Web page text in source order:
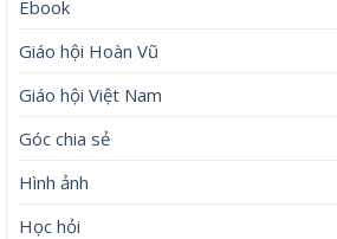
Ebook
Giáo hội Hoàn Vũ
Giáo hội Việt Nam
Góc chia sẻ
Hình ảnh
Học hỏi